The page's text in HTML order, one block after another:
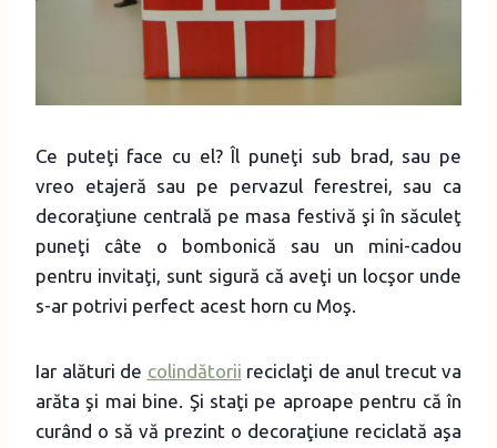
Ce puteţi face cu el? Îl puneţi sub brad, sau pe
vreo etajeră sau pe pervazul ferestrei, sau ca
decoraţiune centrală pe masa festivă şi în săculeţ
puneţi câte o bombonică sau un mini-cadou
pentru invitaţi, sunt sigură că aveţi un locşor unde
s-ar potrivi perfect acest horn cu Moş.
Iar alături de colindătorii reciclaţi de anul trecut va
arăta şi mai bine. Şi staţi pe aproape pentru că în
curând o să vă prezint o decoraţiune reciclată aşa